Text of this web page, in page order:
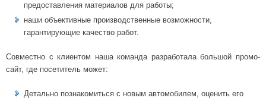
предоставления материалов для работы;
наши объективные производственные возможности,
гарантирующие качество работ.
Совместно с клиентом наша команда разработала большой промо-
сайт, где посетитель может:
Детально познакомиться с новым автомобилем, оценить его